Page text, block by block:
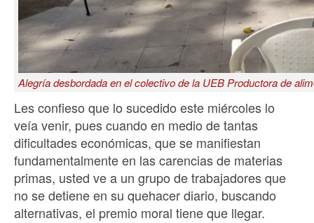
Alegría desbordada en el colectivo de la UEB Productora de
Les confieso que lo sucedido este miércoles lo
veía venir, pues cuando en medio de tantas
dificultades económicas, que se manifiestan
fundamentalmente en las carencias de materias
primas, usted ve a un grupo de trabajadores que
no se detiene en su quehacer diario, buscando
alternativas, el premio moral tiene que llegar.